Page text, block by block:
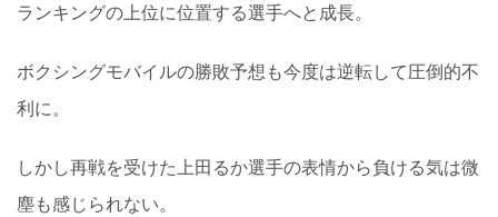
ランキングの上位に位置する選手へと成長。
ボクシングモバイルの勝敗予想も今度は逆転して圧倒的不
利に。
しかし再戦を受けた上田るか選手の表情から負ける気は微
塵も感じられない。